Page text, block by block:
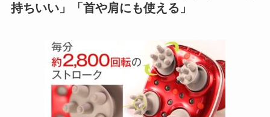
持ちいい」「首や肩にも使える」